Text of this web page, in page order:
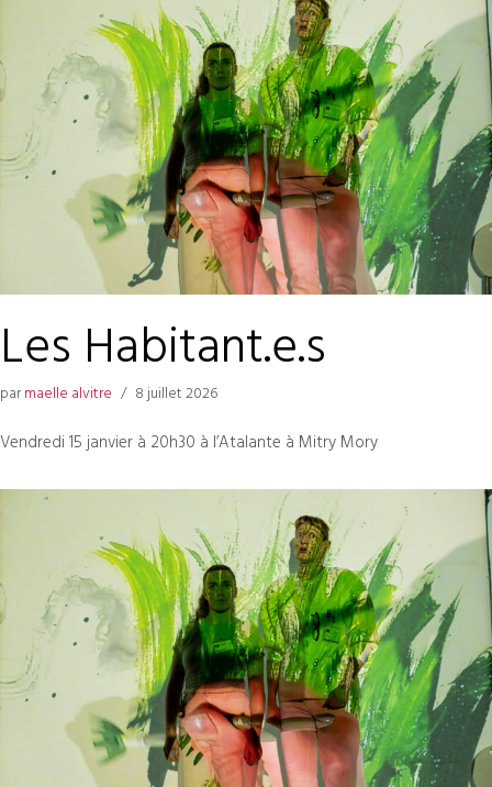
Les Habitant.e.s
parmaelle alvitre 8 juillet 2026
Vendredi 15 janvier à 20h30 à l’Atalante à Mitry Mory